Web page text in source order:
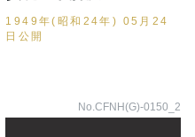
1949年(昭和24年) 05月24
日公開
No.CFNH(G)-0150_2